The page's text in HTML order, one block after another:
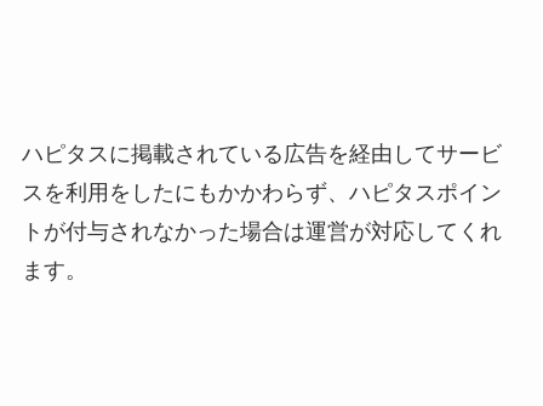
ハピタスに掲載されている広告を経由してサービ
スを利用をしたにもかかわらず、ハピタスポイン
トが付与されなかった場合は運営が対応してくれ
ます。